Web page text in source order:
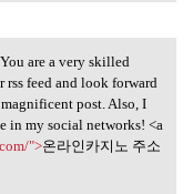
You
are a very skilled
rss feed and look forward
post. Also, I
in my social networks! <a
">온라인카지노 주소